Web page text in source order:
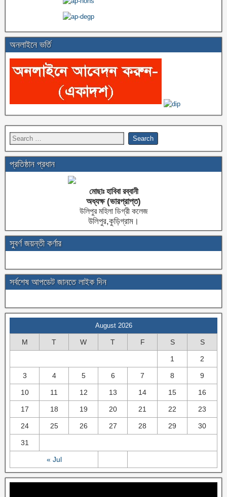
অনলাইনে ভর্তি
প্রতিষ্ঠান প্রধান
মোছাঃ হাবিবা রব্বানী
অধ্যক্ষ (ভারপ্রাপ্ত)
উলিপুর মহিলা ডিগ্রী কলেজ
উলিপুর,কুড়িগ্রাম।
সুবর্ণ জয়ন্তী কর্ণার
সর্বশেষ আপডেট জানতে লাইক দিন
August 2026
M T W T F S S
« Jul
1 2
3 4 5 6 7 8 9
10 11 12 13 14 15 16
17 18 19 20 21 22 23
24 25 26 27 28 29 30
31